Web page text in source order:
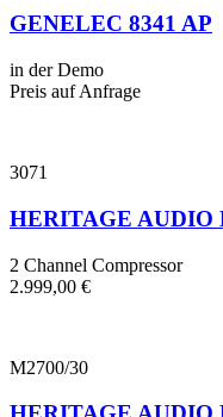
GENELEC 8341 AP
in der Demo
Preis auf Anfrage
3071
HERITAGE AUDIO
2 Channel Compressor
2.999,00 €
M2700/30